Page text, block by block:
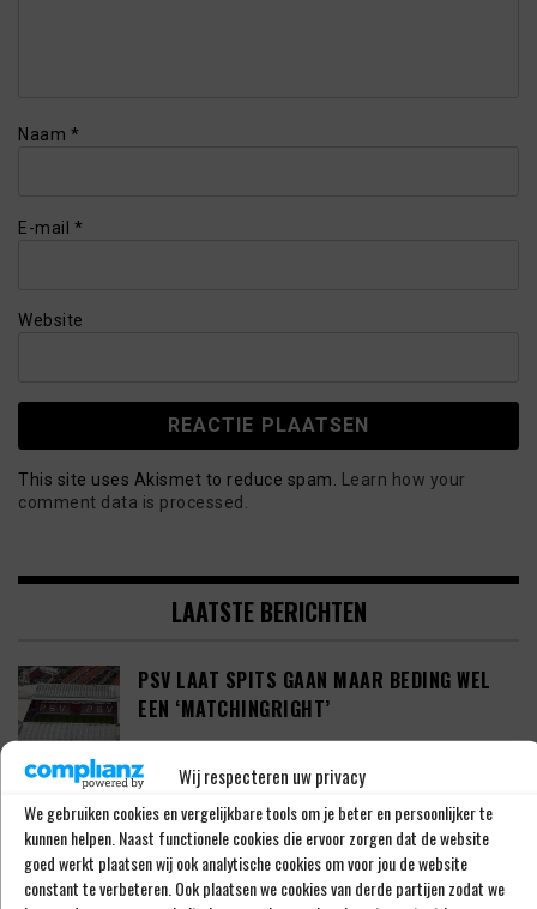
Wij respecteren uw privacy
We gebruiken cookies en vergelijkbare tools om je beter en persoonlijker te
kunnen helpen. Naast functionele cookies die ervoor zorgen dat de website
goed werkt plaatsen wij ook analytische cookies om voor jou de website
constant te verbeteren. Ook plaatsen we cookies van derde partijen zodat we
Naam *
E-mail *
Website
This site uses Akismet to reduce spam.
Learn how your
comment data is processed.
LAATSTE BERICHTEN
PSV LAAT SPITS GAAN MAAR BEDING WEL
EEN ‘MATCHINGRIGHT’
‘PSV IN ONDERHANDELING MET HET
SCHOTSE RANGERS FC’